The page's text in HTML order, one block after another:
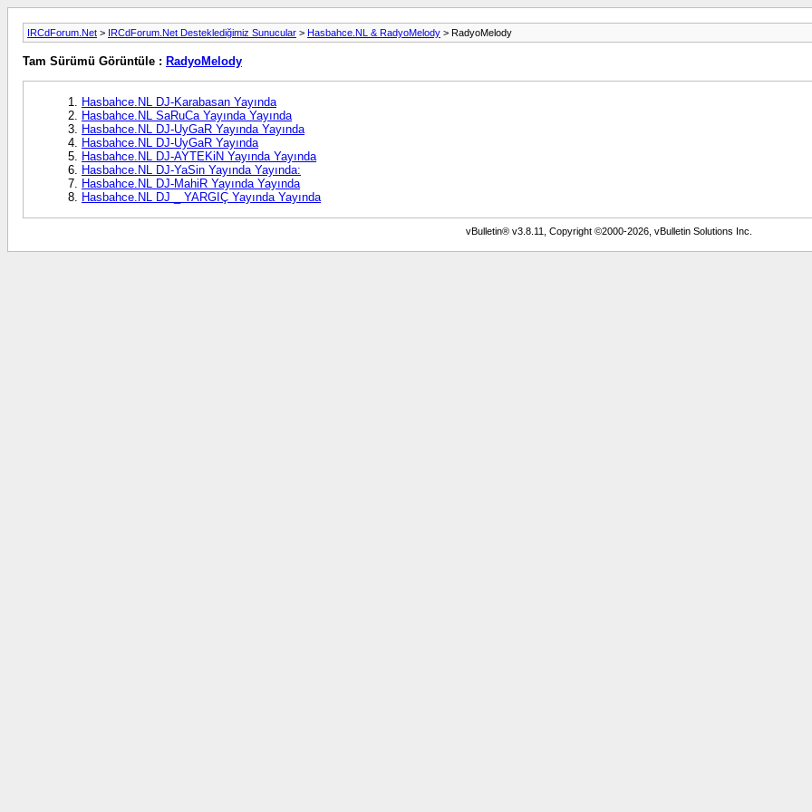
IRCdForum.Net > IRCdForum.Net Desteklediğimiz Sunucular > Hasbahce.NL & RadyoMelody > RadyoMelody
Tam Sürümü Görüntüle : RadyoMelody
Hasbahce.NL DJ-Karabasan Yayında
Hasbahce.NL SaRuCa Yayında Yayında
Hasbahce.NL DJ-UyGaR Yayında Yayında
Hasbahce.NL DJ-UyGaR Yayında
Hasbahce.NL DJ-AYTEKiN Yayında Yayında
Hasbahce.NL DJ-YaSin Yayında Yayında:
Hasbahce.NL DJ-MahiR Yayında Yayında
Hasbahce.NL DJ _ YARGIÇ Yayında Yayında
vBulletin® v3.8.11, Copyright ©2000-2026, vBulletin Solutions Inc.